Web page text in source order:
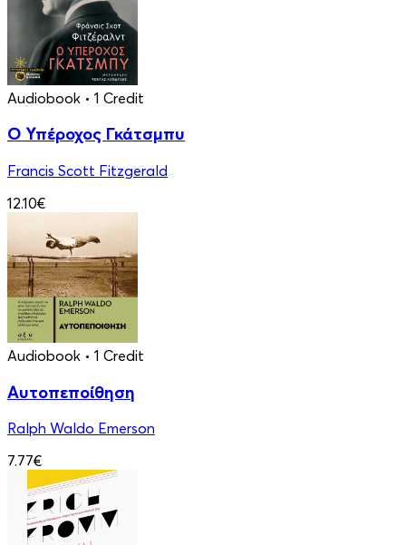
Audiobook • 1 Credit
Ο Υπέροχος Γκάτσμπυ
Francis Scott Fitzgerald
12.10€
Audiobook • 1 Credit
Αυτοπεποίθηση
Ralph Waldo Emerson
7.77€